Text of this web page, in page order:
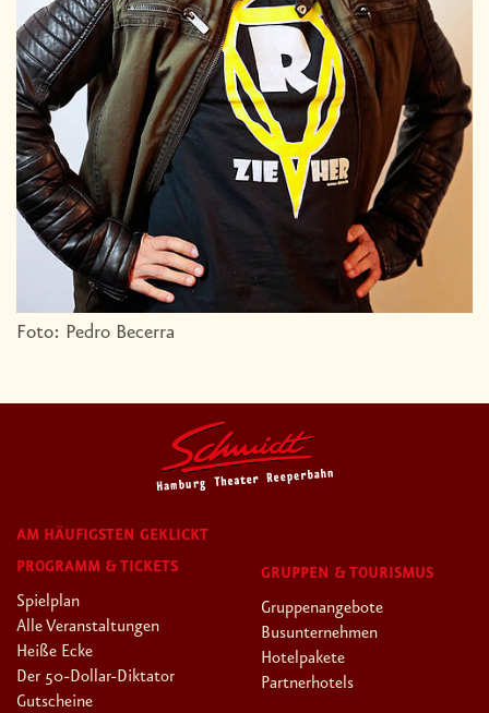
Foto: Pedro Becerra
AM HÄUFIGSTEN GEKLICKT
PROGRAMM & TICKETS
Spielplan
Alle Veranstaltungen
Heiße Ecke
Der 50-Dollar-Diktator
Gutscheine
GRUPPEN & TOURISMUS
Gruppenangebote
Busunternehmen
Hotelpakete
Partnerhotels